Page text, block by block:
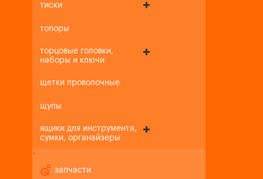
тиски
топоры
торцовые головки,
наборы и ключи
щетки проволочные
щупы
ящики для инструмента,
сумки, органайзеры
+-
запчасти